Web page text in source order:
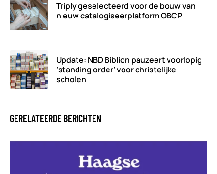
Triply geselecteerd voor de bouw van
nieuw catalogiseerplatform OBCP
Update: NBD Biblion pauzeert voorlopig
‘standing order’ voor christelijke
scholen
GERELATEERDE BERICHTEN